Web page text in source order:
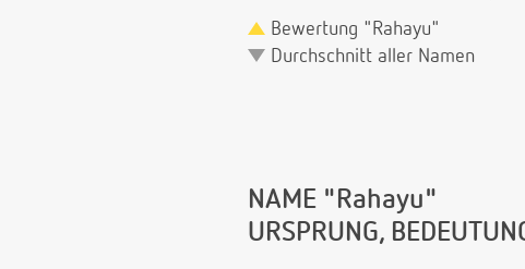
Bewertung "Rahayu"
Durchschnitt aller Namen
NAME "Rahayu"
URSPRUNG,